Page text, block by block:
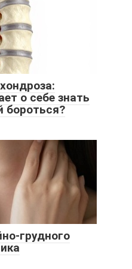
о себе знать
бороться?
грудного